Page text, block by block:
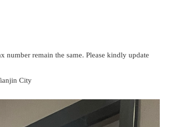
remain the same. Please kindly update
City